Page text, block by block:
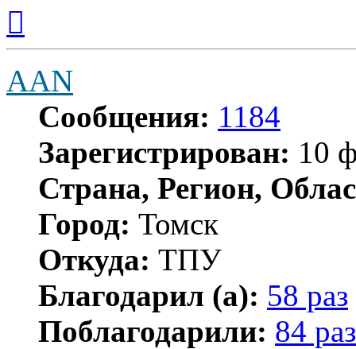
началу
AAN
Сообщения: 1184
Зарегистрирован: 10
Страна, Регион,
Город: Томск
Откуда: ТПУ
Благодарил (а): 58 раз
Поблагодарили: 84